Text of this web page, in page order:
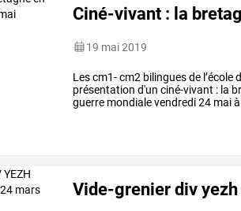
Ciné-vivant : la
19 mai 2019
Lescm1-cm2 bilinguesde l’école
présentation d'un ciné-vivant : la
guerre mondialevendredi24 maià
Vide-grenier div